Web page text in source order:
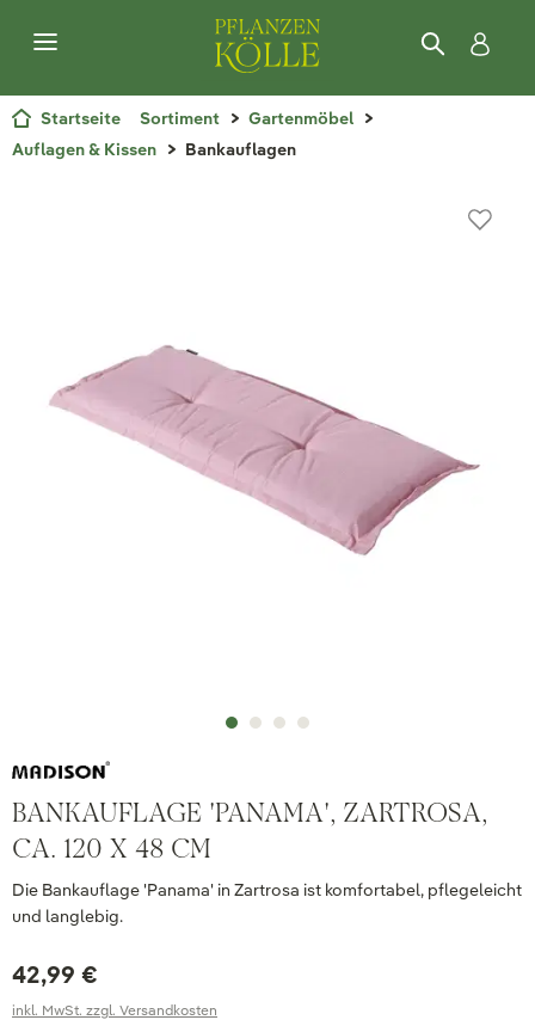
Startseite Sortiment
Gartenmöbel
Auflagen & Kissen
Bankauflagen
BANKAUFLAGE 'PANAMA', ZARTROSA,
CA. 120 X 48 CM
Die Bankauflage 'Panama' in Zartrosa ist komfortabel, pflegeleicht
und langlebig.
42,99 €
inkl. MwSt. zzgl. Versandkosten